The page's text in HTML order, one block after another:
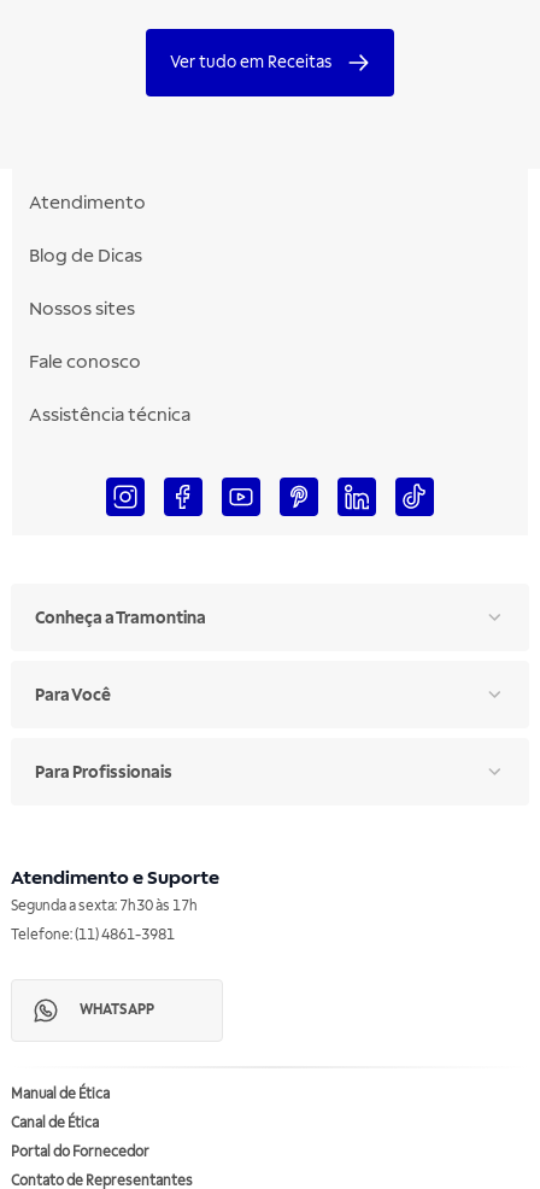
Ver tudo em Receitas
Atendimento
Blog de Dicas
Nossos sites
Fale conosco
Assistência técnica
Conheça a Tramontina
Para Você
Para Profissionais
Atendimento e Suporte
Segunda a sexta: 7h30 às 17h
Telefone: (11) 4861-3981
WHATSAPP
Manual de Ética
Canal de Ética
Portal do Fornecedor
Contato de Representantes